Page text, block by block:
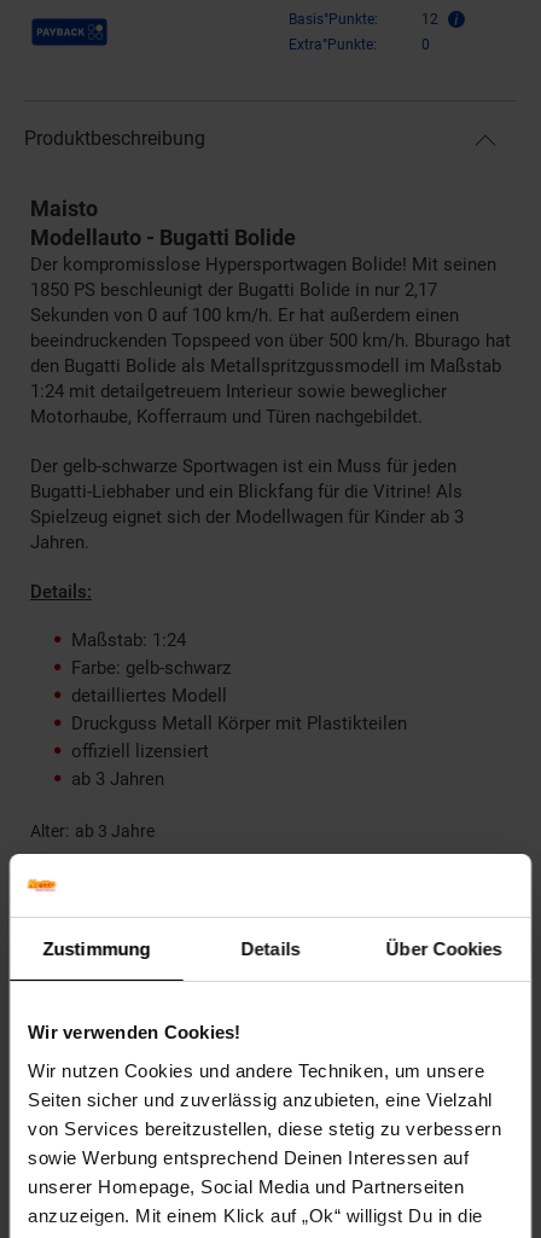
Zustimmung Details Über Cookies
Wir verwenden Cookies!
Wir nutzen Cookies und andere Techniken, um unsere
Seiten sicher und zuverlässig anzubieten, eine Vielzahl
von Services bereitzustellen, diese stetig zu verbessern
sowie Werbung entsprechend Deinen Interessen auf
unserer Homepage, Social Media und Partnerseiten
anzuzeigen. Mit einem Klick auf „Ok“ willigst Du in die
Payback Punkte Basis°Punkte:
12
Extra°Punkte:
0
Produktbeschreibung
Maisto
Modellauto - Bugatti Bolide
Der kompromisslose Hypersportwagen Bolide! Mit seinen
1850 PS beschleunigt der Bugatti Bolide in nur 2,17
Sekunden von 0 auf 100 km/h. Er hat außerdem einen
beeindruckenden Topspeed von über 500 km/h. Bburago hat
den Bugatti Bolide als Metallspritzgussmodell im Maßstab
1:24 mit detailgetreuem Interieur sowie beweglicher
Motorhaube, Kofferraum und Türen nachgebildet.
Der gelb-schwarze Sportwagen ist ein Muss für jeden
Bugatti-Liebhaber und ein Blickfang für die Vitrine! Als
Spielzeug eignet sich der Modellwagen für Kinder ab 3
Jahren.
Details:
Maßstab: 1:24
Farbe: gelb-schwarz
detailliertes Modell
Druckguss Metall Körper mit Plastikteilen
offiziell lizensiert
ab 3 Jahren
Alter ab 3 Jahre
Artikelnummer: 2590362000
Baumaschinen
Versandinformationen
Herstellerinformationen